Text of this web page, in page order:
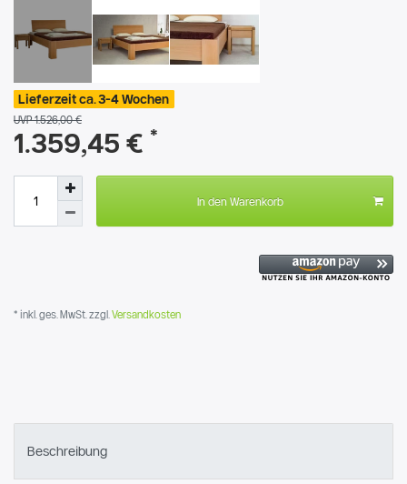
Lieferzeit ca. 3-4 Wochen
UVP 1.526,00 €
1.359,45 € *
In den Warenkorb
* inkl. ges. MwSt. zzgl. Versandkosten
Beschreibung